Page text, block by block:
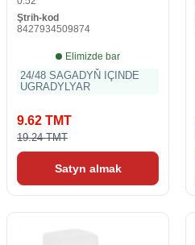
Ştrih-kod
8427934509874
Elimizde bar
24/48 SAGADYŇ IÇINDE
UGRADYLYAR
9.62 TMT
19.24 TMT
Satyn almak